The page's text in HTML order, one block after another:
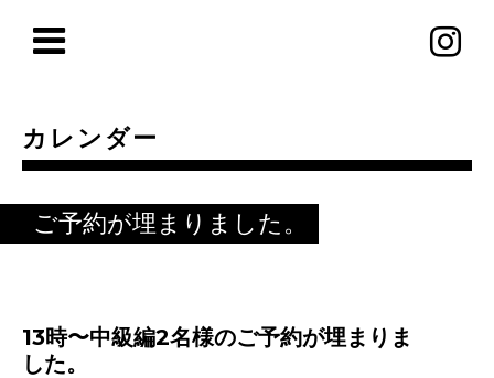
カレンダー
ご予約が埋まりました。
13時〜中級編2名様のご予約が埋まりま
した。